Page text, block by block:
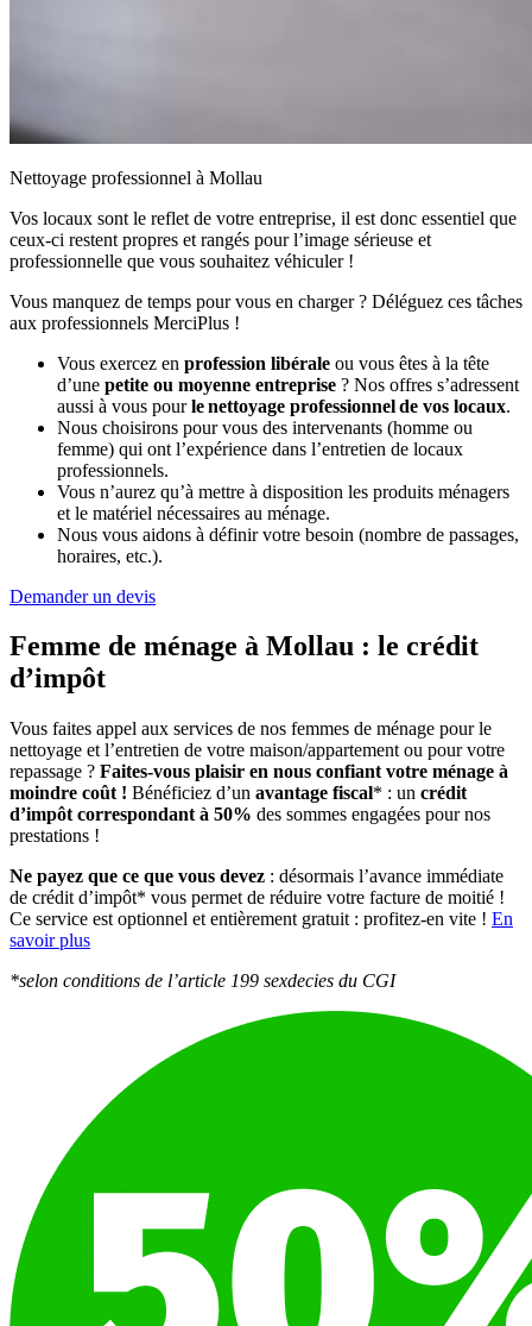
Nettoyage professionnel à Mollau
Vos locaux sont le reflet de votre entreprise, il est donc essentiel que
ceux-ci restent propres et rangés pour l’image sérieuse et
professionnelle que vous souhaitez véhiculer !
Vous manquez de temps pour vous en charger ? Déléguez ces tâches
aux professionnels MerciPlus !
Vous exercez en profession libérale ou vous êtes à la tête
d’une petite ou moyenne entreprise ? Nos offres s’adressent
aussi à vous pourle nettoyage professionnel de vos locaux.
Nous choisirons pour vous des intervenants (homme ou
femme) qui ont l’expérience dans l’entretien de locaux
professionnels.
Vous n’aurez qu’à mettre à disposition les produits ménagers
et le matériel nécessaires au ménage.
Nous vous aidons à définir votre besoin (nombre de passages,
horaires, etc.).
Demander un devis
Femme de ménage à Mollau : le crédit
d’impôt
Vous faites appel aux services de nos femmes de ménage pour le
nettoyage et l’entretien de votre maison/appartement ou pour votre
repassage ? Faites-vous plaisir en nous confiant votre ménage à
moindre coût ! Bénéficiez d’un avantage fiscal* : un crédit
d’impôt correspondant à 50% des sommes engagées pour nos
prestations !
Ne payez que ce que vous devez : désormais l’avance immédiate
de crédit d’impôt* vous permet de réduire votre facture de moitié !
Ce service est optionnel et entièrement gratuit : profitez-en vite ! En
savoir plus
*selon conditions de l’article 199 sexdecies du CGI